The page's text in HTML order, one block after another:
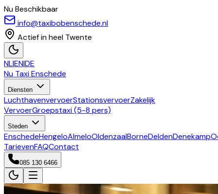
Nu Beschikbaar
info@taxibobenschede.nl
Actief in heel Twente
NL|EN|DE
Nu TaxiEnschede
Diensten
LuchthavenvervoerStationsvervoerZakelijk
VervoerGroepstaxi (5-8 pers)
Steden
EnschedeHengeloAlmeloOldenzaalBorneDeldenDenekamp
TarievenFAQContact
085 130 6466